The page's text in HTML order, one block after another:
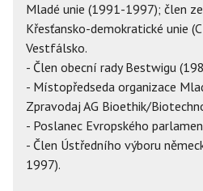
Mladé unie (1991-1997); člen
Křesťansko-demokratické unie
Vestfálsko.
- Člen obecní rady Bestwigu
- Místopředseda organizace
Zpravodaj AG Bioethik/
- Poslanec Evropského
- Člen Ústředního výboru
1997).